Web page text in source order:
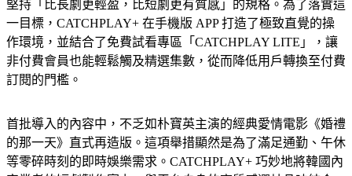
堅持「比長劇更輕盈，比短劇更有質感」的規格。為了落實這
一目標，CATCHPLAY+ 在手機版 APP 打造了極致直覺的操
作環境，並結合了免費試看專區「CATCHPLAY LITE」，讓
非付費會員也能輕鬆觸及精選集數，從而降低用戶轉換至付費
訂閱的門檻。
首批導入的內容中，不乏如朴寶英主演的經典愛情電影《婚禮
的那一天》直式再造版。這項舉措顯然是為了滿足通勤、午休
等零碎時刻的即時娛樂需求。CATCHPLAY+ 巧妙地將韓國內